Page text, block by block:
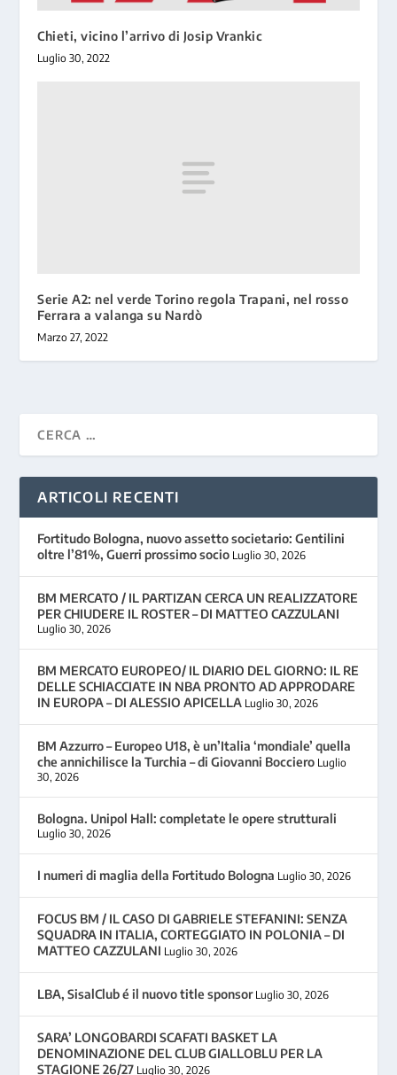
Chieti, vicino l’arrivo di Josip Vrankic
Luglio 30, 2022
Serie A2: nel verde Torino regola Trapani, nel rosso
Ferrara a valanga su Nardò
Marzo 27, 2022
ARTICOLI RECENTI
Fortitudo Bologna, nuovo assetto societario: Gentilini
oltre l’81%, Guerri prossimo socio Luglio 30, 2026
BM MERCATO / IL PARTIZAN CERCA UN REALIZZATORE
PER CHIUDERE IL ROSTER – DI MATTEO CAZZULANI
Luglio 30, 2026
BM MERCATO EUROPEO/ IL DIARIO DEL GIORNO: IL RE
DELLE SCHIACCIATE IN NBA PRONTO AD APPRODARE
IN EUROPA – DI ALESSIO APICELLA Luglio 30, 2026
BM Azzurro – Europeo U18, è un’Italia ‘mondiale’ quella
che annichilisce la Turchia – di Giovanni Bocciero Luglio
30, 2026
Bologna. Unipol Hall: completate le opere strutturali
Luglio 30, 2026
I numeri di maglia della Fortitudo Bologna Luglio 30, 2026
FOCUS BM / IL CASO DI GABRIELE STEFANINI: SENZA
SQUADRA IN ITALIA, CORTEGGIATO IN POLONIA – DI
MATTEO CAZZULANI Luglio 30, 2026
LBA, SisalClub é il nuovo title sponsor Luglio 30, 2026
SARA’ LONGOBARDI SCAFATI BASKET LA
DENOMINAZIONE DEL CLUB GIALLOBLU PER LA
STAGIONE 26/27 Luglio 30, 2026